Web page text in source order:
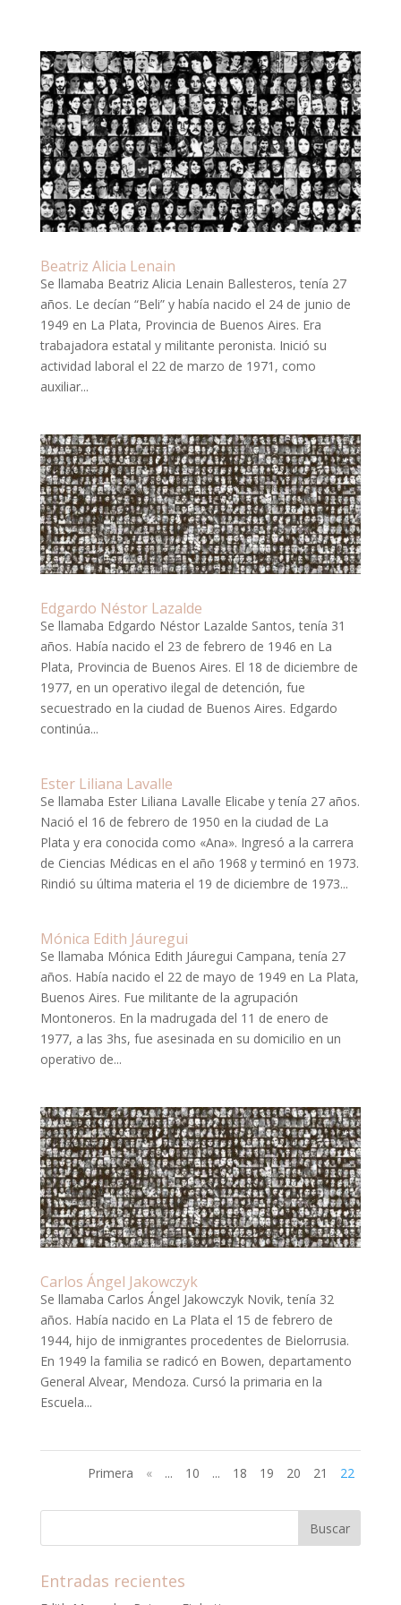
Beatriz Alicia Lenain
Se llamaba Beatriz Alicia Lenain Ballesteros, tenía 27
años. Le decían “Beli” y había nacido el 24 de junio de
1949 en La Plata, Provincia de Buenos Aires. Era
trabajadora estatal y militante peronista. Inició su
actividad laboral el 22 de marzo de 1971, como
auxiliar...
Edgardo Néstor Lazalde
Se llamaba Edgardo Néstor Lazalde Santos, tenía 31
años. Había nacido el 23 de febrero de 1946 en La
Plata, Provincia de Buenos Aires. El 18 de diciembre de
1977, en un operativo ilegal de detención, fue
secuestrado en la ciudad de Buenos Aires. Edgardo
continúa...
Ester Liliana Lavalle
Se llamaba Ester Liliana Lavalle Elicabe y tenía 27 años.
Nació el 16 de febrero de 1950 en la ciudad de La
Plata y era conocida como «Ana». Ingresó a la carrera
de Ciencias Médicas en el año 1968 y terminó en 1973.
Rindió su última materia el 19 de diciembre de 1973...
Mónica Edith Jáuregui
Se llamaba Mónica Edith Jáuregui Campana, tenía 27
años. Había nacido el 22 de mayo de 1949 en La Plata,
Buenos Aires. Fue militante de la agrupación
Montoneros. En la madrugada del 11 de enero de
1977, a las 3hs, fue asesinada en su domicilio en un
operativo de...
Carlos Ángel Jakowczyk
Se llamaba Carlos Ángel Jakowczyk Novik, tenía 32
años. Había nacido en La Plata el 15 de febrero de
1944, hijo de inmigrantes procedentes de Bielorrusia.
En 1949 la familia se radicó en Bowen, departamento
General Alvear, Mendoza. Cursó la primaria en la
Escuela...
Primera « ... 10 ... 18 19 20 21 22
Entradas recientes